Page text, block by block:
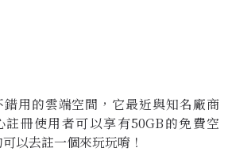
用的雲端空間，它最近與知名廠商
註冊使用者可以享有50GB的免費空
以去註一個來玩玩唷！